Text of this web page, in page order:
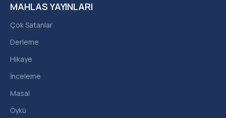
MAHLAS YAYINLARI
Çok Satanlar
Derleme
Hikaye
İnceleme
Masal
Öykü